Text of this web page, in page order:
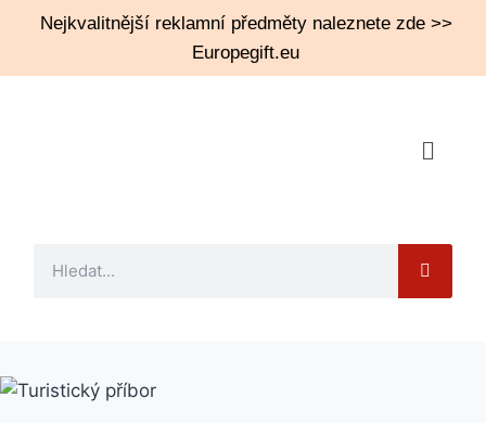
Nejkvalitnější reklamní předměty naleznete zde >>
Europegift.eu